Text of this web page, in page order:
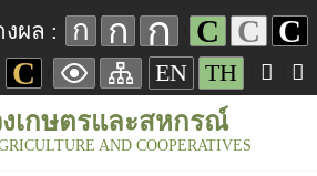
ผล : ก ก ก C C C
C
EN TH
เกษตรและสหกรณ์
AND COOPERATIVES